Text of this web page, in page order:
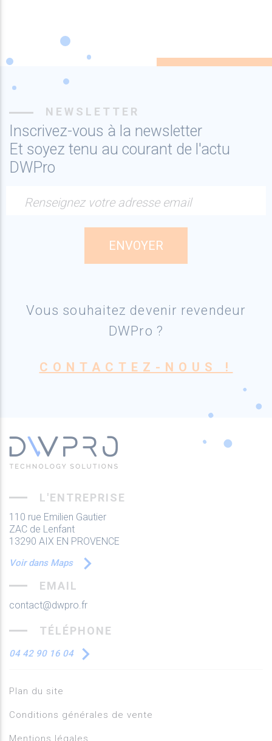
NEWSLETTER
Inscrivez-vous à la newsletter
Et soyez tenu au courant de l'actu
DWPro
Renseignez votre adresse email
Vous souhaitez devenir revendeur
DWPro ?
CONTACTEZ-NOUS !
L'ENTREPRISE
110 rue Emilien Gautier
ZAC de Lenfant
13290 AIX EN PROVENCE
Voir dans Maps
EMAIL
contact@dwpro.fr
TÉLÉPHONE
04 42 90 16 04
Plan du site
Conditions générales de vente
Mentions légales